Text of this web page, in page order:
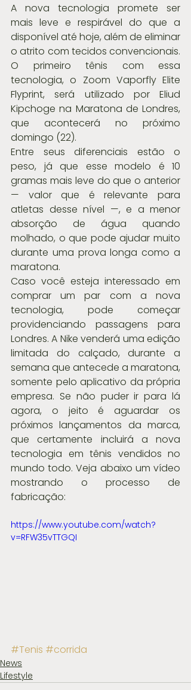
A nova tecnologia promete ser
mais leve e respirável do que a
disponível até hoje, além de eliminar
o atrito com tecidos convencionais.
O primeiro tênis com essa
tecnologia, o Zoom Vaporfly Elite
Flyprint, será utilizado por Eliud
Kipchoge na Maratona de Londres,
que acontecerá no próximo
domingo (22).
Entre seus diferenciais estão o
peso, já que esse modelo é 10
gramas mais leve do que o anterior
— valor que é relevante para
atletas desse nível —, e a menor
absorção de água quando
molhado, o que pode ajudar muito
durante uma prova longa como a
maratona.
Caso você esteja interessado em
comprar um par com a nova
tecnologia, pode começar
providenciando passagens para
Londres. A Nike venderá uma edição
limitada do calçado, durante a
semana que antecede a maratona,
somente pelo aplicativo da própria
empresa. Se não puder ir para lá
agora, o jeito é aguardar os
próximos lançamentos da marca,
que certamente incluirá a nova
tecnologia em tênis vendidos no
mundo todo. Veja abaixo um vídeo
mostrando o processo de
fabricação:
https://www.youtube.com/watch?
v=RFW35vTTGQI
#Tenis #corrida
News
Lifestyle